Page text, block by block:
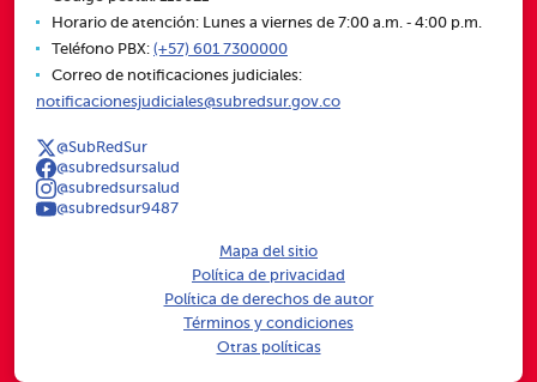
Horario de atención: Lunes a viernes de 7:00 a.m. ‑ 4:00 p.m.
Teléfono PBX: (+57) 601 7300000
Correo de notificaciones judiciales:
notificacionesjudiciales@subredsur.gov.co
@SubRedSur
@subredsursalud
@subredsursalud
@subredsur9487
Mapa del sitio
Política de privacidad
Política de derechos de autor
Términos y condiciones
Otras políticas